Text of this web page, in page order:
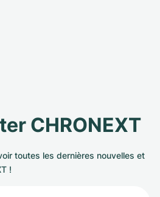
CHRONEXT
toutes les dernières nouvelles et
!